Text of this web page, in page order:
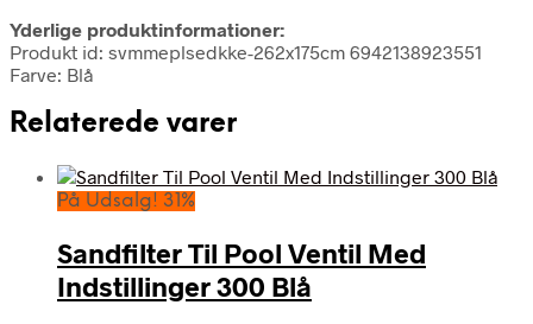
Yderlige produktinformationer:
Produkt id: svmmeplsedkke-262x175cm 6942138923551
Farve: Blå
Relaterede varer
På Udsalg! 31%
Sandfilter Til Pool Ventil Med
Indstillinger 300 Blå